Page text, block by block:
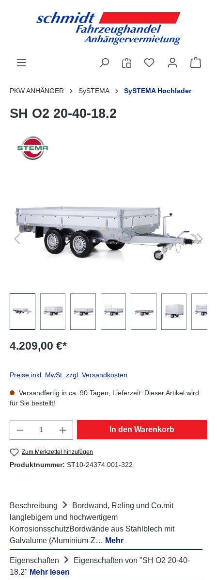
PKW ANHÄNGER SySTEMA SySTEMA Hochlader
SH O2 20-40-18.2
4.209,00 €*
Preise inkl. MwSt. zzgl. Versandkosten
Versandfertig in ca. 90 Tagen, Lieferzeit: Dieser Artikel wird
für Sie bestellt!
Produkt Anzahl: Gib den gewünschten
In den Warenkorb
Zum Merkzettel hinzufügen
Produktnummer: ST10-24374.001-322
Beschreibung
Bordwand, Reling und Co.mit
langlebigem und hochwertigem
KorrosionsschutzBordwände aus Stahlblech mit
Galvalume (Aluminium-Z… Mehr
Eigenschaften
Eigenschaften von "SH O2 20-40-
18.2" Mehr lesen